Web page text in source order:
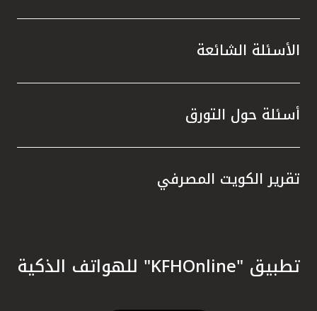
الأسئلة الشائعة
أسئلة حول التورق
تقرير الكويت المصرفي
تطبيق "KFHOnline" للهواتف الذكية